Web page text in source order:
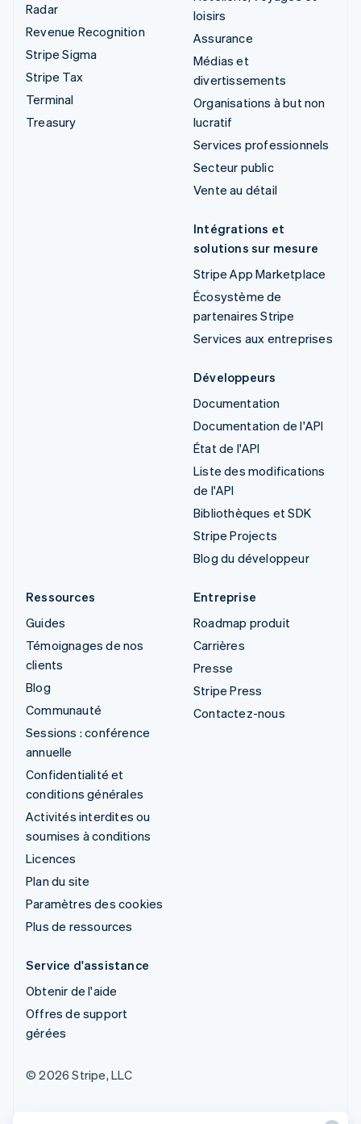
Radar
Revenue Recognition
Stripe Sigma
Stripe Tax
Terminal
Treasury
loisirs
Assurance
Médias et
divertissements
Organisations à but non
lucratif
Services professionnels
Secteur public
Vente au détail
Intégrations et
solutions sur mesure
Stripe App Marketplace
Écosystème de
partenaires Stripe
Services aux entreprises
Développeurs
Documentation
Documentation de l'API
État de l'API
Liste des modifications
de l'API
Bibliothèques et SDK
Stripe Projects
Blog du développeur
Ressources
Guides
Témoignages de nos
clients
Blog
Communauté
Sessions : conférence
annuelle
Confidentialité et
conditions générales
Activités interdites ou
soumises à conditions
Licences
Plan du site
Paramètres des cookies
Plus de ressources
Entreprise
Roadmap produit
Carrières
Presse
Stripe Press
Contactez-nous
Service d'assistance
Obtenir de l'aide
Offres de support
gérées
© 2026 Stripe, LLC